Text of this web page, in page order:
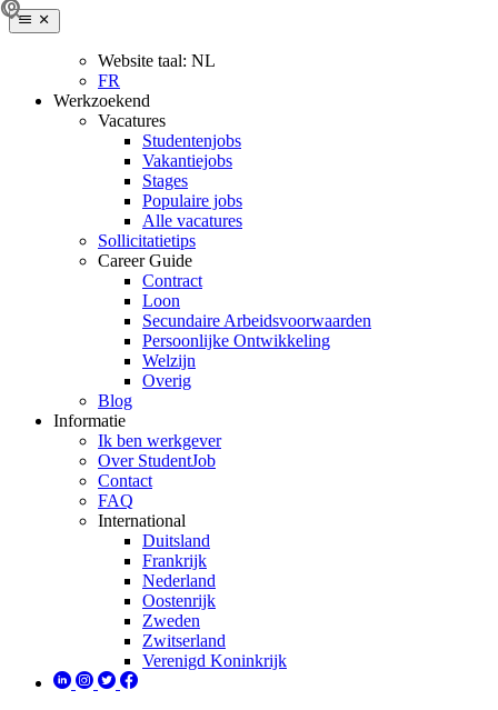
Website taal: NL
FR
Werkzoekend
Vacatures
Studentenjobs
Vakantiejobs
Stages
Populaire jobs
Alle vacatures
Sollicitatietips
Career Guide
Contract
Loon
Secundaire Arbeidsvoorwaarden
Persoonlijke Ontwikkeling
Welzijn
Overig
Blog
Informatie
Ik ben werkgever
Over StudentJob
Contact
FAQ
International
Duitsland
Frankrijk
Nederland
Oostenrijk
Zweden
Zwitserland
Verenigd Koninkrijk